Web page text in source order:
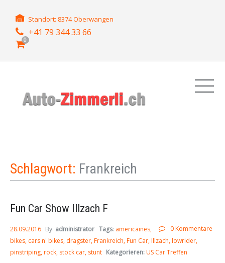
Standort: 8374 Oberwangen
+41 79 344 33 66
0
Schlagwort: Frankreich
Fun Car Show Illzach F
0 Kommentare
28.09.2016 By: administrator Tags: americaines
bikes cars n' bikes dragster Frankreich Fun Car Illzach lowrider
pinstriping rock stock car stunt Kategorieren:US Car Treffen